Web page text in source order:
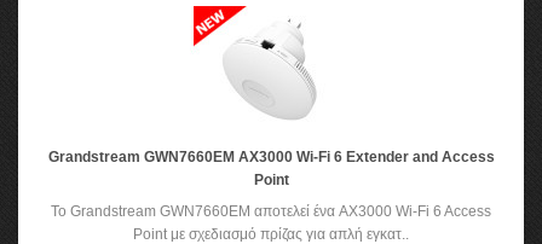
Grandstream GWN7660EM AX3000 Wi-Fi 6 Extender and Access
Point
Το Grandstream GWN7660EM αποτελεί ένα AX3000 Wi-Fi 6 Access
Point με σχεδιασμό πρίζας για απλή εγκατ..